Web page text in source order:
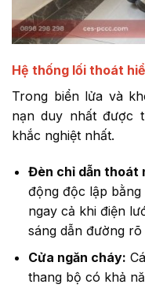
Hệ thống lối thoát
Trong biển lửa và
nạn duy nhất được
khắc nghiệt nhất.
Đèn chỉ dẫn thoát
động độc lập
ngay cả khi điện
sáng dẫn đường rõ
Cửa ngăn cháy:
thang bộ có khả